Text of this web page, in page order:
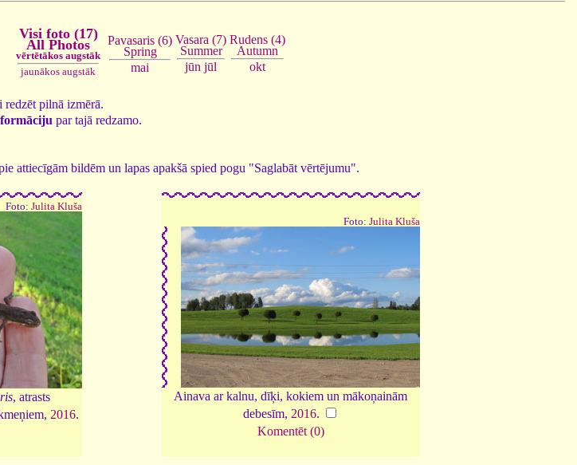
Visi foto (17)
All Photos
vērtētākos augstāk
jaunākos augstāk
Pavasaris (6)
Spring
mai
Vasara (7)
Summer
jūn jūl
Rudens (4)
Autumn
okt
pilnā izmērā.
par tajā redzamo.
attiecīgām bildēm un lapas apakšā spied pogu "Saglabāt vērtējumu".
Foto: Julita Kluša
, atrasts
2016.
Foto: Julita Kluša
Ainava ar kalnu, dīķi, kokiem un mākoņainām
debesīm, 2016.
Komentēt (0)